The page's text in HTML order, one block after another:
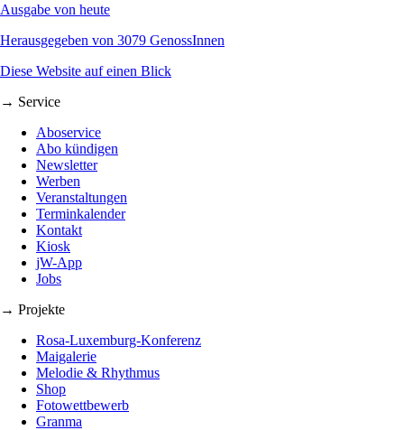
Ausgabe von heute
Herausgegeben von 3079 GenossInnen
Diese Website auf einen Blick
→ Service
Aboservice
Abo kündigen
Newsletter
Werben
Veranstaltungen
Terminkalender
Kontakt
Kiosk
jW-App
Jobs
→ Projekte
Rosa-Luxemburg-Konferenz
Maigalerie
Melodie & Rhythmus
Shop
Fotowettbewerb
Granma